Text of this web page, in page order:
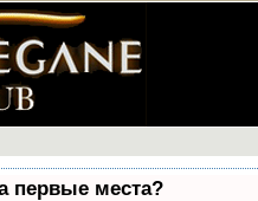
первые места?